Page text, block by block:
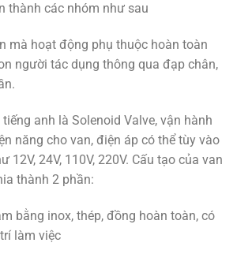
thành các nhóm như sau
mà hoạt động phụ thuộc hoàn toàn
người tác dụng thông qua đạp chân,
anh là Solenoid Valve, vận hành
năng cho van, điện áp có thể tùy vào
12V, 24V, 110V, 220V. Cấu tạo của van
thành 2 phần:
bằng inox, thép, đồng hoàn toàn, có
làm việc